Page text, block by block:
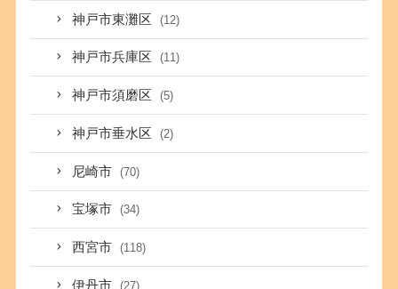
神戸市東灘区 (12)
神戸市兵庫区 (11)
神戸市須磨区 (5)
神戸市垂水区 (2)
尼崎市 (70)
宝塚市 (34)
西宮市 (118)
伊丹市 (27)